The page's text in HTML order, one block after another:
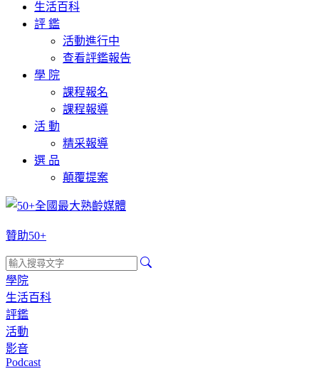
生活百科
評 鑑
活動進行中
查看評鑑報告
學 院
課程報名
課程報導
活 動
精采報導
選 品
顛覆提案
贊助50+
學院
生活百科
評鑑
活動
影音
Podcast